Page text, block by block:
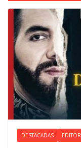
DESTACADAS